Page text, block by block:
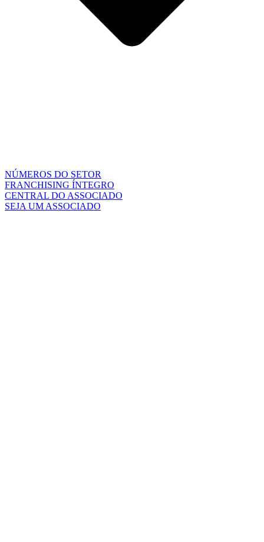
NÚMEROS DO SETOR
FRANCHISING ÍNTEGRO
CENTRAL DO ASSOCIADO
SEJA UM ASSOCIADO